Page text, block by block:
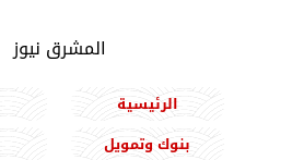
المشرق نيوز
الرئيسية
بنوك وتمويل